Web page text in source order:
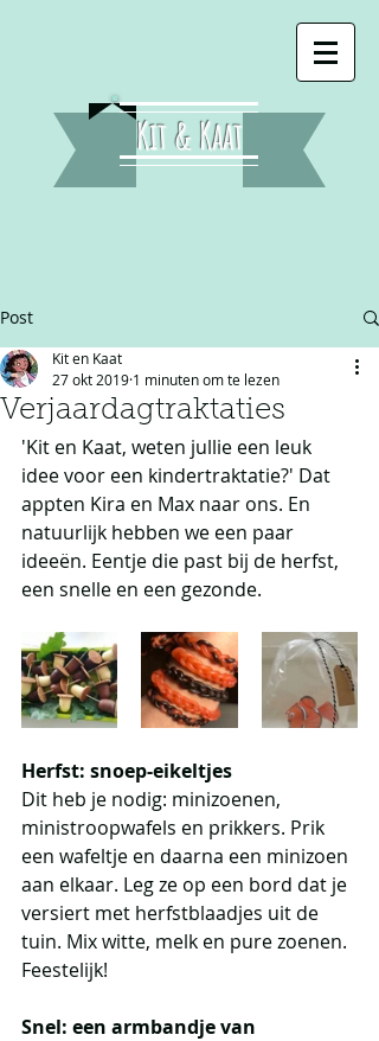
Kit & Kaat
Post
Verjaardagtraktaties
Kit en Kaat
27 okt 2019 1 minuten om te lezen
'Kit en Kaat, weten jullie een leuk
idee voor een kindertraktatie?' Dat
appten Kira en Max naar ons. En
natuurlijk hebben we een paar
ideeën. Eentje die past bij de herfst,
een snelle en een gezonde.
Herfst: snoep-eikeltjes
Dit heb je nodig: minizoenen,
ministroopwafels en prikkers. Prik
een wafeltje en daarna een minizoen
aan elkaar. Leg ze op een bord dat je
versiert met herfstblaadjes uit de
tuin. Mix witte, melk en pure zoenen.
Feestelijk!
Snel: een armbandje van